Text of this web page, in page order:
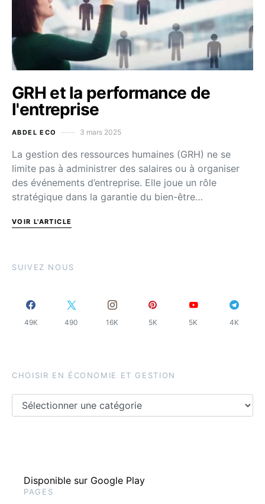
GRH et la performance de
l'entreprise
ABDEL ECO 3 mars 2025
La gestion des ressources humaines (GRH) ne se
limite pas à administrer des salaires ou à organiser
des événements d’entreprise. Elle joue un rôle
stratégique dans la garantie du bien-être…
VOIR L'ARTICLE
SUIVEZ NOUS
49K 490 16K 5K 5K 4K
CHOISIR EN ÉCONOMIE ET GESTION
Choisir en économie et gestion
Disponible sur Google Play
PAGES